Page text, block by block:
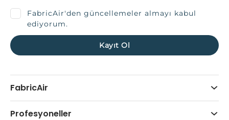
FabricAir
Profesyoneller
FabricAir'den güncellemeler almayı kabul
ediyorum.